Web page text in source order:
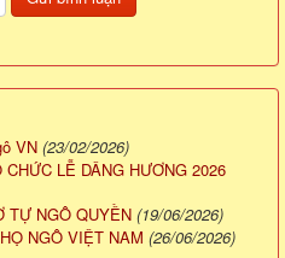
VN (23/02/2026)
LỄ DÂNG HƯƠNG 2026
TỰ NGÔ QUYỀN (19/06/2026)
NGÔ VIỆT NAM (26/06/2026)